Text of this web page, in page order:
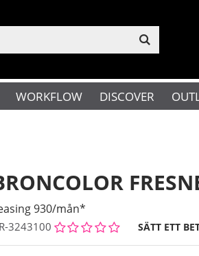
WORKFLOW DISCOVER
930/mån*
3243100 SÄTT ETT